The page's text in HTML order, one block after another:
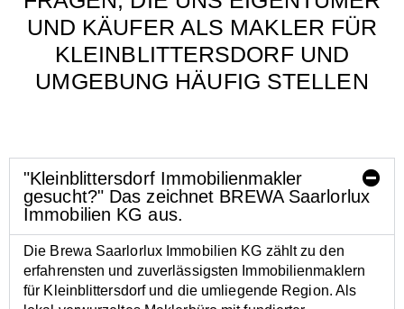
UND KÄUFER ALS MAKLER FÜR
KLEINBLITTERSDORF UND
UMGEBUNG HÄUFIG STELLEN
"Kleinblittersdorf Immobilienmakler
gesucht?" Das zeichnet BREWA Saarlorlux
Immobilien KG aus.
Die Brewa Saarlorlux Immobilien KG zählt zu den
erfahrensten und zuverlässigsten Immobilienmaklern
für Kleinblittersdorf und die umliegende Region. Als